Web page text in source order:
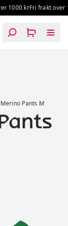
1000 krFri frakt over
Merino Pants M